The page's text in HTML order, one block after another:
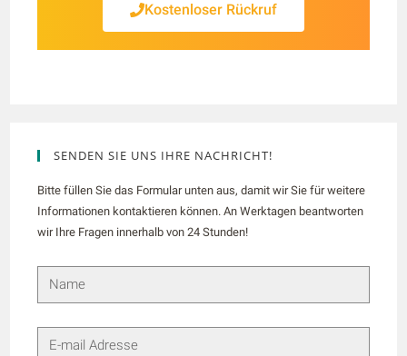
Kostenloser Rückruf
SENDEN SIE UNS IHRE NACHRICHT!
Bitte füllen Sie das Formular unten aus, damit wir Sie für weitere
Informationen kontaktieren können. An Werktagen beantworten
wir Ihre Fragen innerhalb von 24 Stunden!